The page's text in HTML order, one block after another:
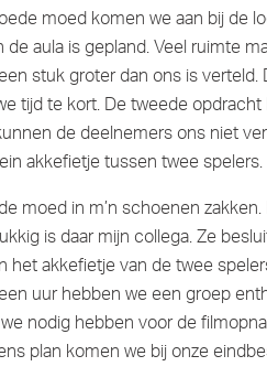
moed komen we aan bij de
aula is gepland. Veel ruimte
stuk groter dan ons is
tijd te kort. De tweede
de deelnemers ons niet
akkefietje tussen twee spelers.
moed in m’n schoenen
is daar mijn collega. Ze
het akkefietje van de twee
uur hebben we een groep
nodig hebben voor de
plan komen we bij onze